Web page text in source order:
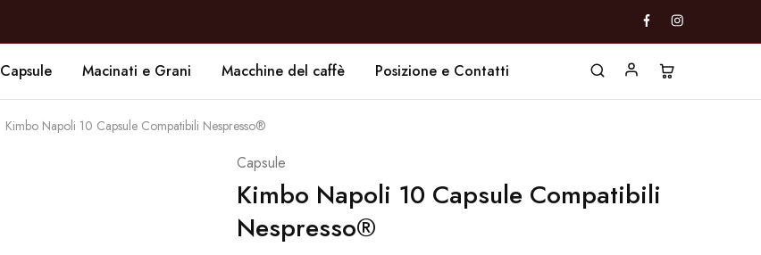
Capsule Macinati e Grani Macchine del caffè Posizione e Contatti
Kimbo Napoli 10 Capsule Compatibili Nespresso®
Capsule
Kimbo Napoli 10 Capsule Compatibili
Nespresso®